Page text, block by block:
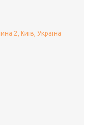
2, Київ, Україна